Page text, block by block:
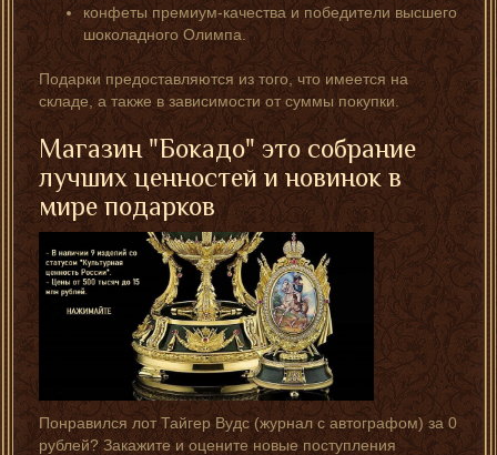
конфеты премиум-качества и победители высшего
шоколадного Олимпа.
Подарки предоставляются из того, что имеется на
складе, а также в зависимости от суммы покупки.
Магазин "Бокадо" это собрание
лучших ценностей и новинок в
мире подарков
Понравился лот Тайгер Вудс (журнал с автографом) за 0
рублей? Закажите и оцените новые поступления